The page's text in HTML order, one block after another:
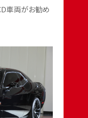
車両がお勧め